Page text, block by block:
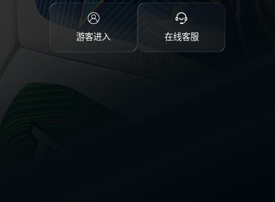
游客进入 在线客服